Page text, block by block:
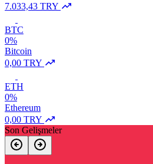
7.033,43 TRY
BTC
0%
Bitcoin
0,00 TRY
ETH
0%
Ethereum
0,00 TRY
Son Gelişmeler